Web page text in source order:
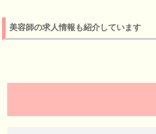
美容師の求人情報も紹介しています